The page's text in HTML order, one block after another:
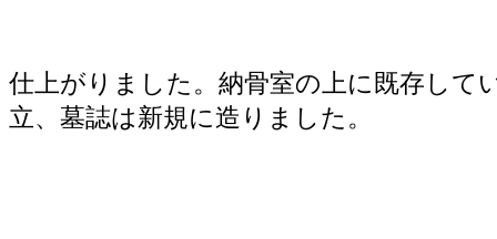
仕上がりました。納骨室の上に既存して
立、墓誌は新規に造りました。